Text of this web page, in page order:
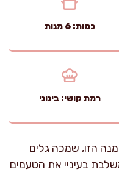
כמות: 6 מנות
רמת קושי: בינוני
הזו, שמכה גלים
בעיניי את הטעמים